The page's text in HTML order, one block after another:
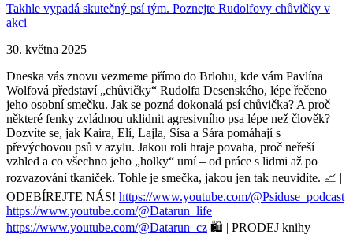
Takhle vypadá skutečný psí tým. Poznejte Rudolfovy chůvičky v
akci
30. května 2025
Dneska vás znovu vezmeme přímo do Brlohu, kde vám Pavlína
Wolfová představí „chůvičky“ Rudolfa Desenského, lépe řečeno
jeho osobní smečku. Jak se pozná dokonalá psí chůvička? A proč
některé fenky zvládnou uklidnit agresivního psa lépe než člověk?
Dozvíte se, jak Kaira, Elí, Lajla, Sísa a Sára pomáhají s
převýchovou psů v azylu. Jakou roli hraje povaha, proč neřeší
vzhled a co všechno jeho „holky“ umí – od práce s lidmi až po
rozvazování tkaniček. Tohle je smečka, jakou jen tak neuvidíte. 📈 |
ODEBÍREJTE NÁS! https://www.youtube.com/@Psiduse_podcast
https://www.youtube.com/@Datarun_life
https://www.youtube.com/@Datarun_cz 🛍️ | PRODEJ knihy